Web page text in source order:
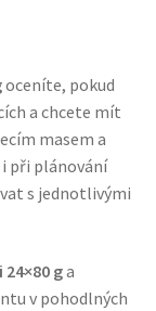
oceníte, pokud
a chcete mít
masem a
při plánování
s jednotlivými
ga
v pohodlných